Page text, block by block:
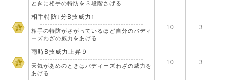
ときに相手の特防を３段階さげる
相手特防↓分B技威力↑
相手の特防がさがっているほど自分のバディ
ーズわざの威力をあげる
10 3
雨時B技威力上昇９
天気があめのときはバディーズわざの威力を
あげる
10 3